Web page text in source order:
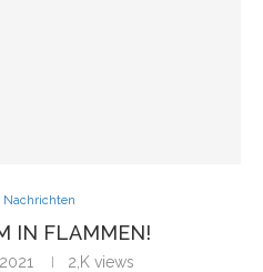
Nachrichten
IN FLAMMEN!
2,K views